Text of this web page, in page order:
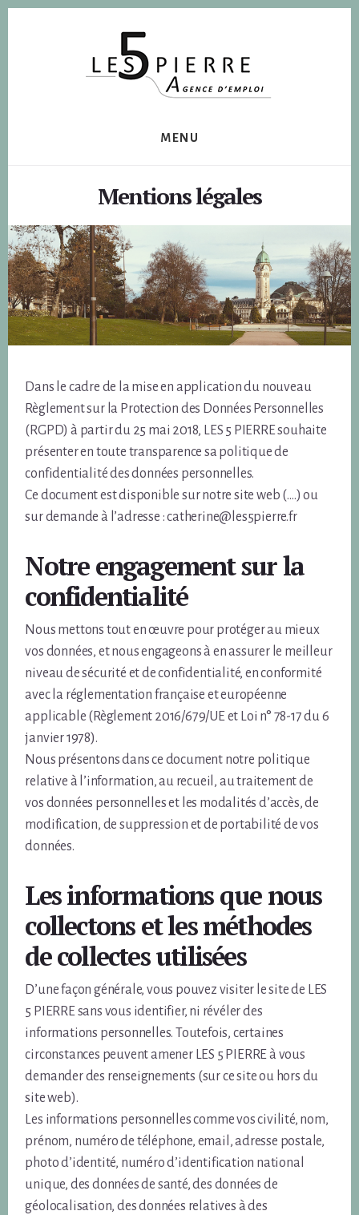
MENU
Mentions légales
Dans le cadre de la mise en application du nouveau
Règlement sur la Protection des Données Personnelles
(RGPD) à partir du 25 mai 2018, LES 5 PIERRE souhaite
présenter en toute transparence sa politique de
confidentialité des données personnelles.
Ce document est disponible sur notre site web (….) ou
sur demande à l’adresse : catherine@les5pierre.fr
Notre engagement sur la
confidentialité
Nous mettons tout en œuvre pour protéger au mieux
vos données, et nous engageons à en assurer le meilleur
niveau de sécurité et de confidentialité, en conformité
avec la réglementation française et européenne
applicable (Règlement 2016/679/UE et Loi n° 78-17 du 6
janvier 1978).
Nous présentons dans ce document notre politique
relative à l’information, au recueil, au traitement de
vos données personnelles et les modalités d’accès, de
modification, de suppression et de portabilité de vos
données.
Les informations que nous
collectons et les méthodes
de collectes utilisées
D’une façon générale, vous pouvez visiter le site de LES
5 PIERRE sans vous identifier, ni révéler des
informations personnelles. Toutefois, certaines
circonstances peuvent amener LES 5 PIERRE à vous
demander des renseignements (sur ce site ou hors du
site web).
Les informations personnelles comme vos civilité, nom,
prénom, numéro de téléphone, email, adresse postale,
photo d’identité, numéro d’identification national
unique, des données de santé, des données de
géolocalisation, des données relatives à des